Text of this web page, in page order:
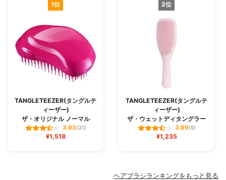
1位
TANGLETEEZER(タングルテ
ィーザー)
ザ・オリジナル ノーマル
3.93(31)
¥1,518
2位
TANGLETEEZER(タングルテ
ィーザー)
ザ・ウェットディタングラー
3.89(5)
¥1,235
ヘアブラシランキングをもっと見る